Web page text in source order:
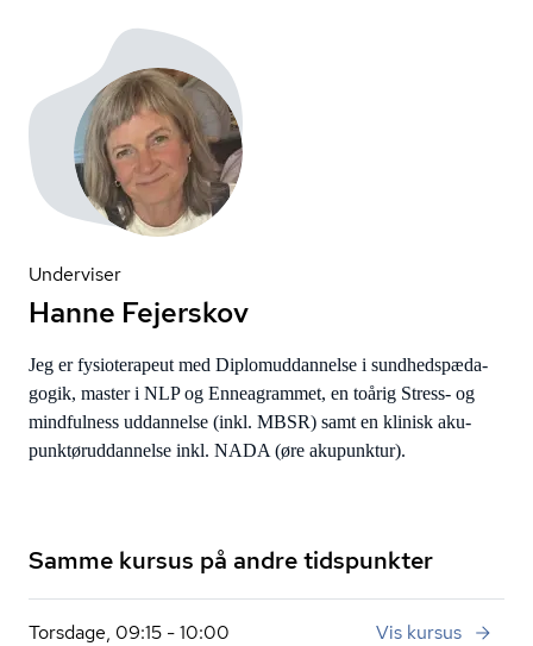
Underviser
Hanne Fejerskov
Jeg er fysioterapeut med Diplom­ud­dan­nel­se i sund­heds­pæ­da­
go­gik, master i NLP og Enneagrammet, en toårig Stress- og
mindfulness uddannelse (inkl. MBSR) samt en klinisk aku­
punk­tør­ud­dan­nel­se inkl. NADA (øre akupunktur).
Samme kursus på andre tidspunkter
Torsdage, 09:15 - 10:00 Vis kursus